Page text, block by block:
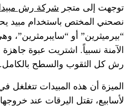
توجهت إلى متجر شركة رش
نصحني المختص باستخدام مبيد
“بيرميثرين” أو “سايبرمثرين”،
الآمنة نسبياً. اشتريت عبوة
رش كل الثقوب والسطح بالكامل.
الميزة أن هذه المبيدات تتغلغل
لأسابيع، تقتل اليرقات عند